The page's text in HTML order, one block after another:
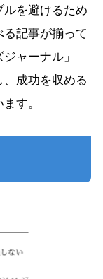
を避けるため
記事が揃って
ャーナル」
成功を収める
す。